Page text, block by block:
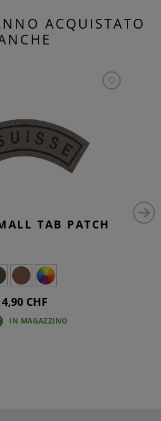
ACQUISTATO
TAB PATCH
4,90 CHF
IN MAGAZZINO